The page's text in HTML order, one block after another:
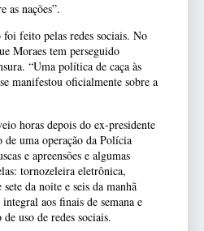
as nações”.
feito pelas redes sociais. No
Moraes tem perseguido
“Uma política de caça às
manifestou oficialmente sobre a
horas depois do ex-presidente
uma operação da Polícia
e apreensões e algumas
tornozeleira eletrônica,
da noite e seis da manhã
aos finais de semana e
uso de redes sociais.